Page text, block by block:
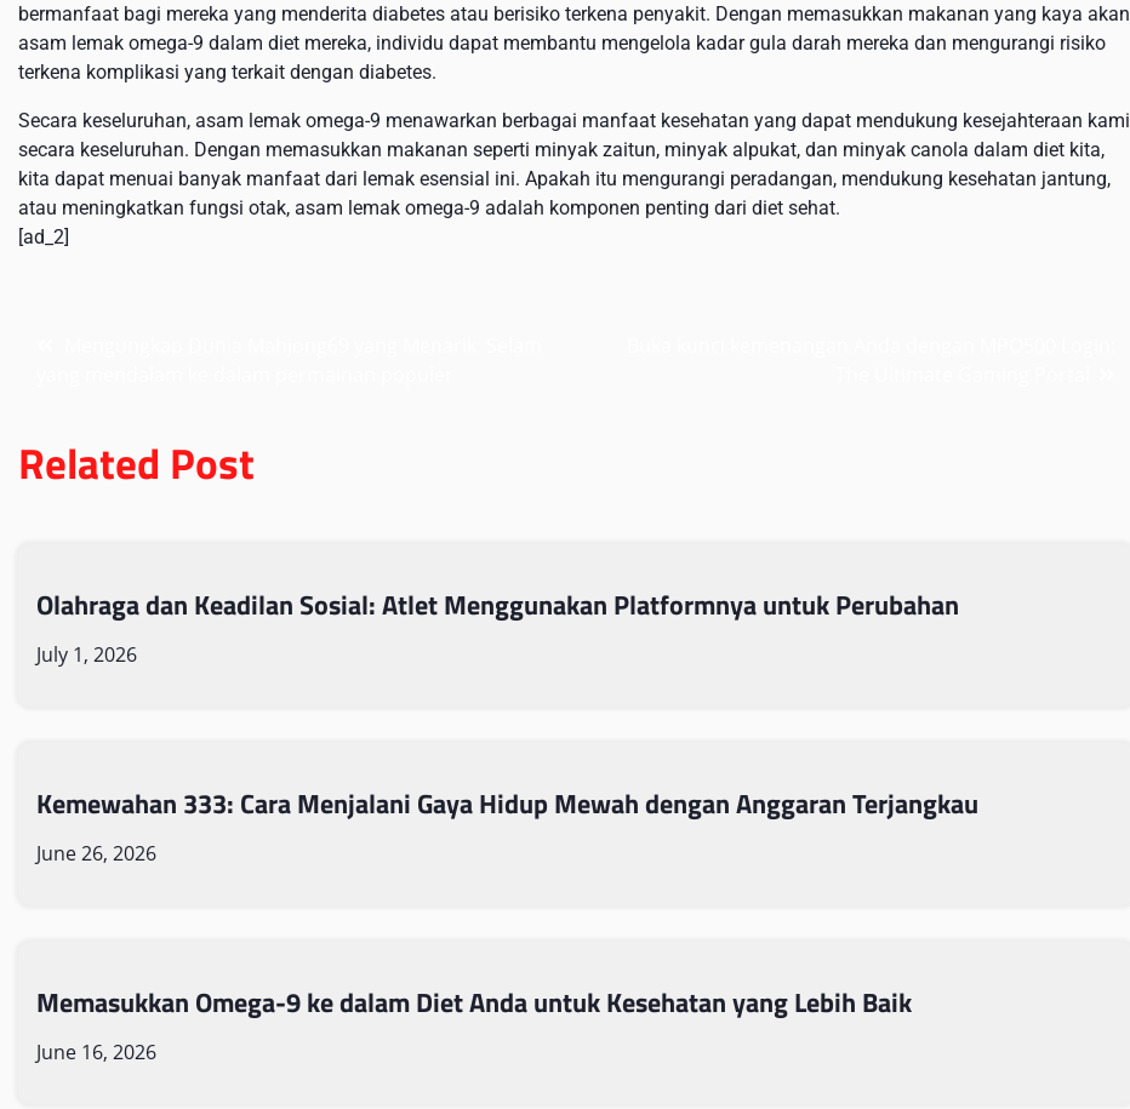
bermanfaat bagi mereka yang menderita diabetes atau berisiko terkena penyakit. Dengan memasukkan makanan yang kaya akan
asam lemak omega-9 dalam diet mereka, individu dapat membantu mengelola kadar gula darah mereka dan mengurangi risiko
terkena komplikasi yang terkait dengan diabetes.
Secara keseluruhan, asam lemak omega-9 menawarkan berbagai manfaat kesehatan yang dapat mendukung kesejahteraan kami
secara keseluruhan. Dengan memasukkan makanan seperti minyak zaitun, minyak alpukat, dan minyak canola dalam diet kita,
kita dapat menuai banyak manfaat dari lemak esensial ini. Apakah itu mengurangi peradangan, mendukung kesehatan jantung,
atau meningkatkan fungsi otak, asam lemak omega-9 adalah komponen penting dari diet sehat.
[ad_2]
Related Post
Olahraga dan Keadilan Sosial: Atlet Menggunakan Platformnya untuk Perubahan
July 1, 2026
Kemewahan 333: Cara Menjalani Gaya Hidup Mewah dengan Anggaran Terjangkau
June 26, 2026
Memasukkan Omega-9 ke dalam Diet Anda untuk Kesehatan yang Lebih Baik
June 16, 2026